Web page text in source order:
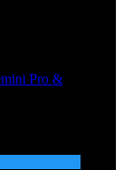
Pro &